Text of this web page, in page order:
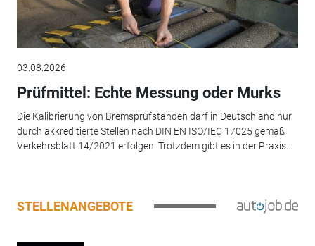
03.08.2026
Prüfmittel: Echte Messung oder Murks
Die Kalibrierung von Bremsprüfständen darf in Deutschland nur
durch akkreditierte Stellen nach DIN EN ISO/IEC 17025 gemäß
Verkehrsblatt 14/2021 erfolgen. Trotzdem gibt es in der Praxis...
STELLENANGEBOTE